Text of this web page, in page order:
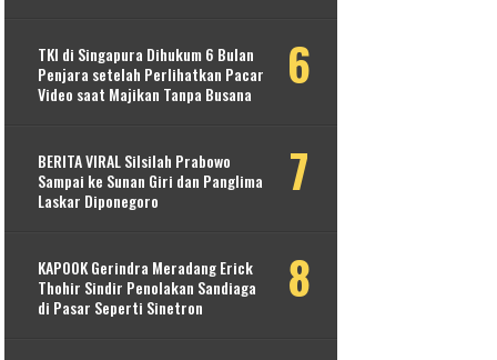
TKI di Singapura Dihukum 6 Bulan
Penjara setelah Perlihatkan Pacar
Video saat Majikan Tanpa Busana
BERITA VIRAL Silsilah Prabowo
Sampai ke Sunan Giri dan Panglima
Laskar Diponegoro
KAPOOK Gerindra Meradang Erick
Thohir Sindir Penolakan Sandiaga
di Pasar Seperti Sinetron